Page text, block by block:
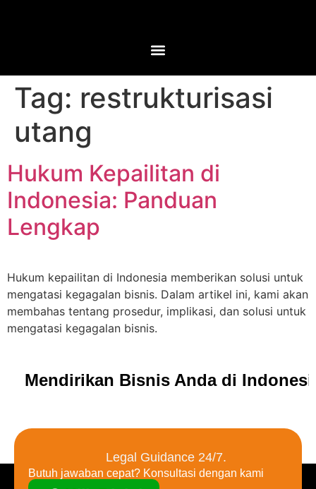
Tag: restrukturisasi
utang
Hukum Kepailitan di
Indonesia: Panduan
Lengkap
Hukum kepailitan di Indonesia memberikan solusi untuk
mengatasi kegagalan bisnis. Dalam artikel ini, kami akan
membahas tentang prosedur, implikasi, dan solusi untuk
mengatasi kegagalan bisnis.
Mendirikan Bisnis Anda di
Legal Guidance 24/7.
Butuh jawaban cepat? Konsultasi dengan kami